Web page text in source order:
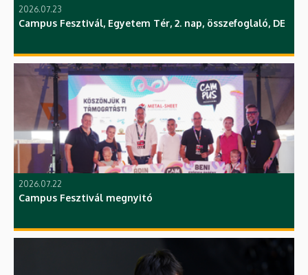
2026.07.23
Campus Fesztivál, Egyetem Tér, 2. nap, összefoglaló, DE
2026.07.22
Campus Fesztivál megnyitó